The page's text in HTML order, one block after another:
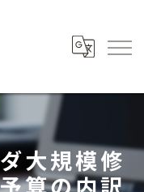
大規模修
算の内訳